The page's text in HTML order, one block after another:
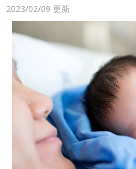
2023/02/09 更新